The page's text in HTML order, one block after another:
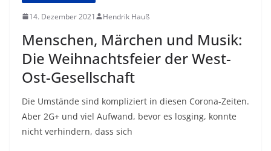
14. Dezember 2021 Hendrik Hauß
Menschen, Märchen und Musik:
Die Weihnachtsfeier der West-
Ost-Gesellschaft
Die Umstände sind kompliziert in diesen Corona-Zeiten.
Aber 2G+ und viel Aufwand, bevor es losging, konnte
nicht verhindern, dass sich